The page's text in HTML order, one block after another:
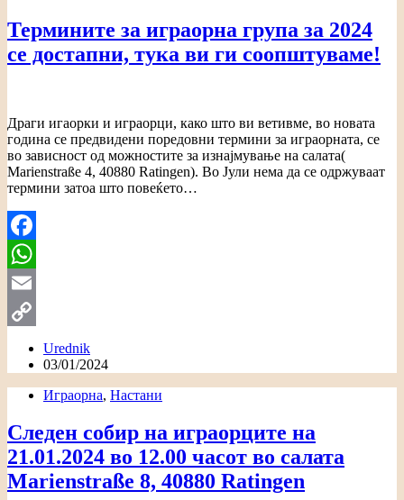
Термините за играорна група за 2024
се достапни, тука ви ги соопштуваме!
Драги игаорки и играорци, како што ви ветивме, во новата
година се предвидени поредовни термини за играорната, се
во зависност од можностите за изнајмување на салата(
Marienstraße 4, 40880 Ratingen). Во Јули нема да се одржуваат
термини затоа што повеќето…
Facebook
WhatsApp
Email
Link
Urednik
03/01/2024
Играорна, Настани
Следен собир на играорците на
21.01.2024 во 12.00 часот во салата
Marienstraße 8, 40880 Ratingen